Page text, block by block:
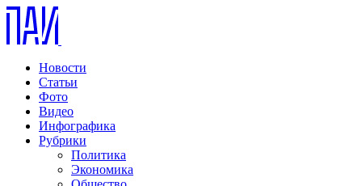
Новости
Статьи
Фото
Видео
Инфографика
Рубрики
Политика
Экономика